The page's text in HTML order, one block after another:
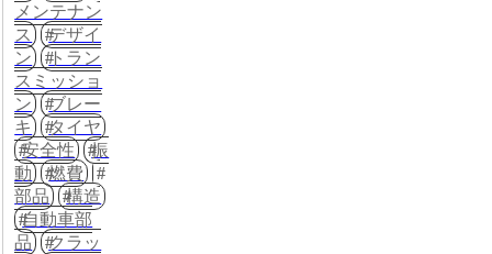
メンテナン
ス
デザイ
ン
トラン
スミッショ
ン
ブレー
キ
タイヤ
安全性
振
動
燃費
部品
構造
自動車部
品
クラッ